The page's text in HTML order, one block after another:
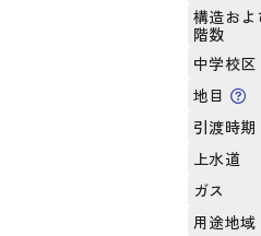
構造およ
階数
中学校区
地目
引渡時期
上水道
ガス
用途地域